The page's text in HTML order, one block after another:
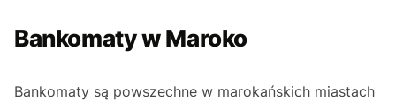
Bankomaty w Maroko
Bankomaty są powszechne w marokańskich miastach